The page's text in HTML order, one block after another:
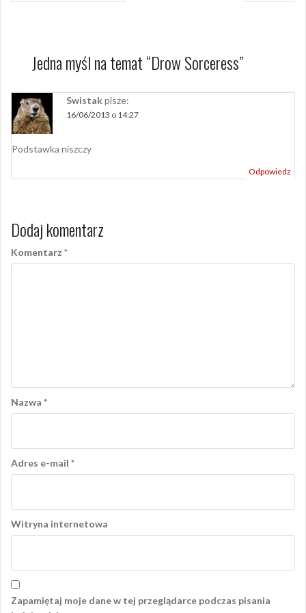
Jedna myśl na temat “Drow Sorceress”
Swistakpisze:
16/06/2013 o 14:27
Podstawka niszczy
Odpowiedz
Dodaj komentarz
Komentarz *
Nazwa *
Adres e-mail *
Witryna internetowa
Zapamiętaj moje dane w tej przeglądarce podczas pisania